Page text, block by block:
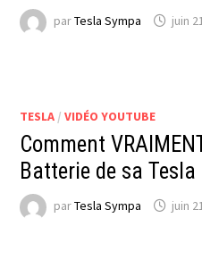
parTesla Sympa juin
TESLA/ VIDÉO YOUTUBE
Comment
Batterie de sa
parTesla Sympa juin